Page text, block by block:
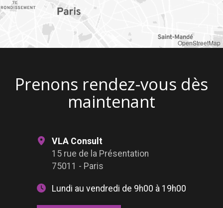
OpenStreetMap
Prenons rendez-vous dès
maintenant
VLA Consult
15 rue de la Présentation
75011 - Paris
Lundi au vendredi de 9h00 à 19h00